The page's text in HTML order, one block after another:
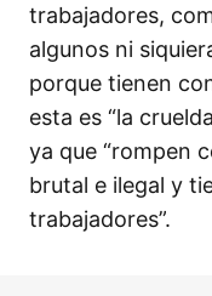
trabajadores,
algunos ni
porque tienen
esta es “la
ya que “rompen
brutal e ilegal y
trabajadores”.